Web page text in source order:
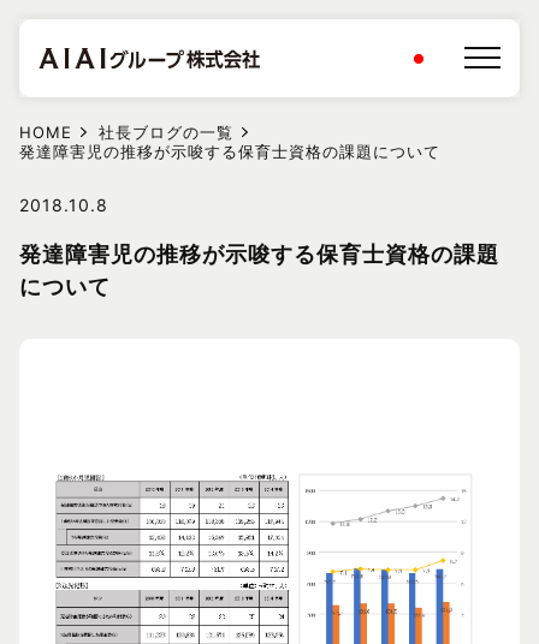
HOME
社長ブログの一覧
発達障害児の推移が示唆する保育士資格の課題について
2018.10.8
発達障害児の推移が示唆する保育士資格の課題
について